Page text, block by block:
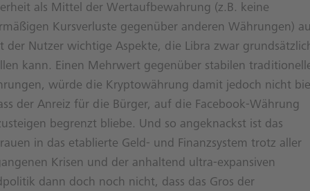
als Mittel der Wertaufbewahrung (z.B. keine
Kursverluste gegenüber anderen Währungen)
der Nutzer wichtige Aspekte, die Libra zwar
kann. Einen Mehrwert gegenüber stabilen
würde die Kryptowährung damit jedoch nicht
der Anreiz für die Bürger, auf die Facebook-Währung
begrenzt bliebe. Und so angeknackst ist das
in das etablierte Geld- und Finanzsystem trotz aller
Krisen und der anhaltend ultra-expansiven
dann doch noch nicht, dass das Gros der